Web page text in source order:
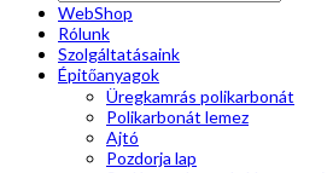
WebShop
Rólunk
Szolgáltatásaink
Épitőanyagok
Üregkamrás polikarbonát
Polikarbonát lemez
Ajtó
Pozdorja lap